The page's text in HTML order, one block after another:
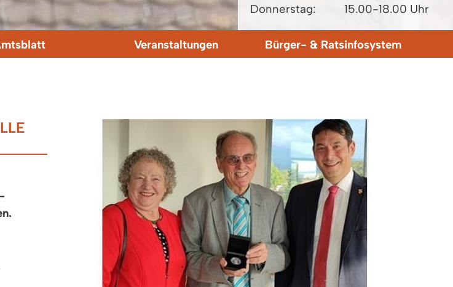
Donnerstag:
15.00-18.00 Uhr
Veranstaltungen Bürger- & Ratsinfosystem